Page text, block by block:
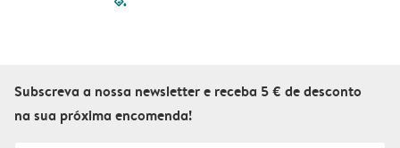
Subscreva a nossa newsletter e receba 5 € de desconto
na sua próxima encomenda!